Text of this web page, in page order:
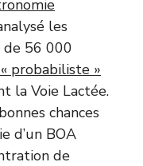
les
56 000
probabiliste »
la Voie Lactée.
chances
d’un BOA
de